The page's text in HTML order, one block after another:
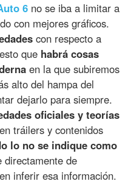
6 no se iba a limitar a
con mejores gráficos.
con respecto a
que habrá cosas
en la que subiremos
alto del hampa del
dejarlo para siempre.
oficiales y teorías
en tráilers y contenidos
lo no se indique como
directamente de
inferir esa información.